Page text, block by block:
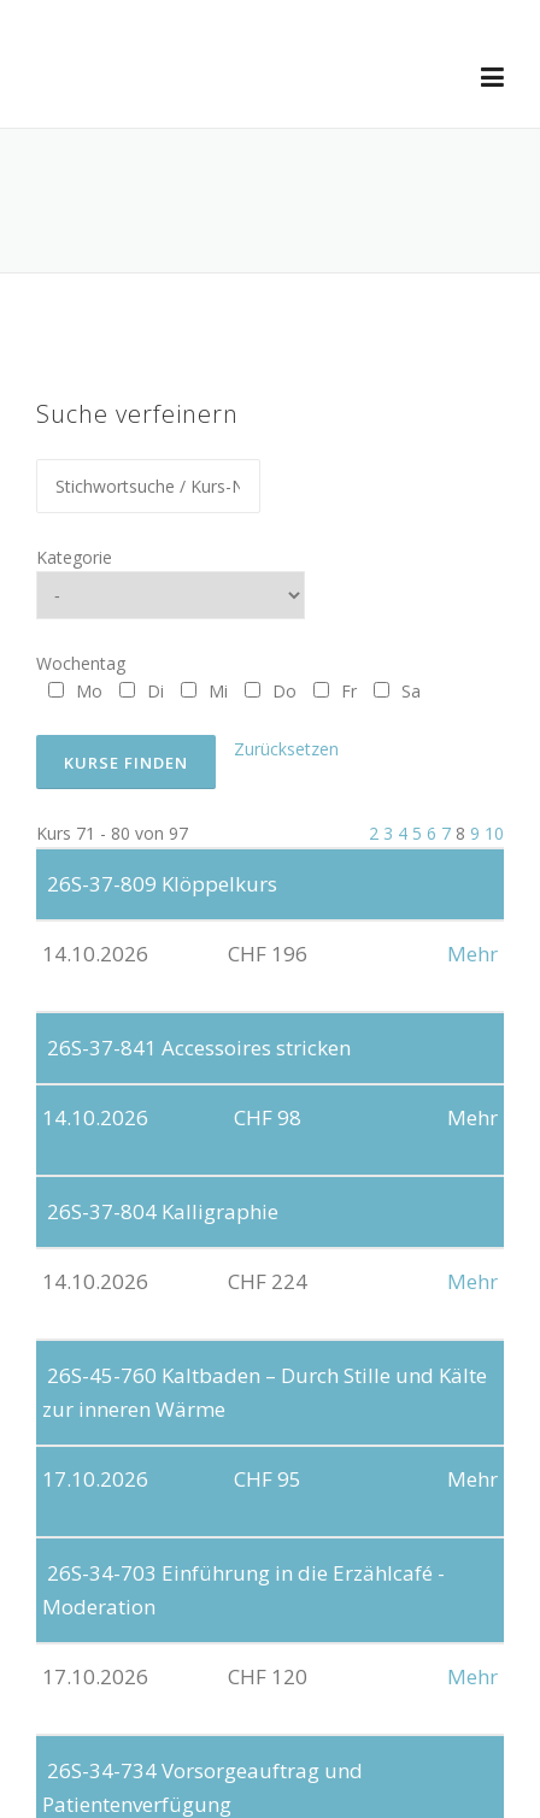
Suche verfeinern
Kategorie
Wochentag
Mo
Di Mi Do Fr Sa
Zurücksetzen
Kurs 71 - 80 von 97 2 3 4 5 6 7 8 9 10
26S-37-809 Klöppelkurs
14.10.2026 CHF 196 Mehr
26S-37-841 Accessoires stricken
14.10.2026 CHF 98 Mehr
26S-37-804 Kalligraphie
14.10.2026 CHF 224 Mehr
26S-45-760 Kaltbaden – Durch Stille und Kälte
zur inneren Wärme
17.10.2026 CHF 95 Mehr
26S-34-703 Einführung in die Erzählcafé -
Moderation
17.10.2026 CHF 120 Mehr
26S-34-734Vorsorgeauftrag und
Patientenverfügung